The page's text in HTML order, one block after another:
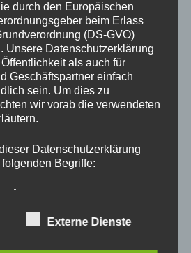
durch den Europäischen
beim Erlass
(DS-GVO)
Unsere Datenschutzerklärung
als auch für
Geschäftspartner einfach
sein. Um dies zu
wir vorab die verwendeten
Datenschutzerklärung
Begriffe:
Daten
Daten sind alle
die sich auf eine identifizierte
Externe Dienste